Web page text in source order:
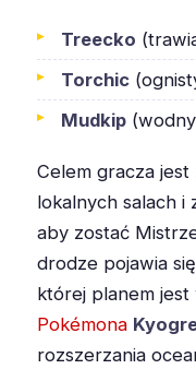
Treecko
Torchic
Mudkip
Celem gracza
lokalnych salach i
aby zostać
drodze pojawia
której planem jest
Pokémona
rozszerzania